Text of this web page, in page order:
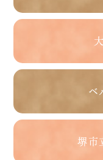
ベ
堺市